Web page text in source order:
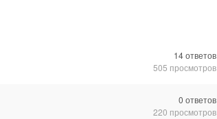
14ответов
505 просмотров
0 ответов
220 просмотров